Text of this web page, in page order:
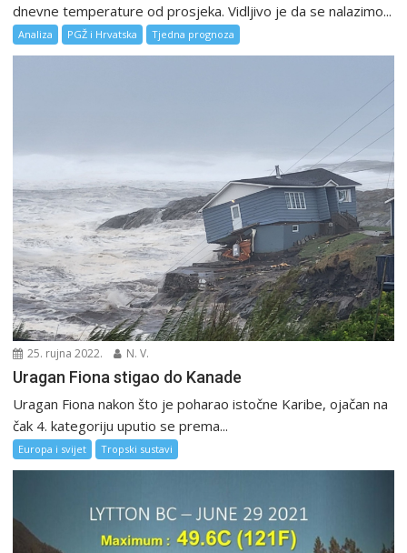
dnevne temperature od prosjeka. Vidljivo je da se nalazimo...
Analiza PGŽ i Hrvatska Tjedna prognoza
25. rujna 2022. N. V.
Uragan Fiona stigao do Kanade
Uragan Fiona nakon što je poharao istočne Karibe, ojačan na
čak 4. kategoriju uputio se prema...
Europa i svijet Tropski sustavi